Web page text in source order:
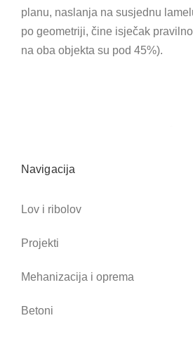
planu, naslanja na susjednu
po geometriji, čine isječak
na oba objekta su pod 45%).
Navigacija
Lov i ribolov
Projekti
Mehanizacija i oprema
Betoni